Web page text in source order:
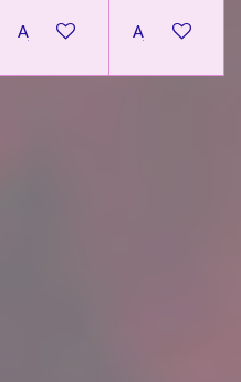
Ajouter au panierAjouter au